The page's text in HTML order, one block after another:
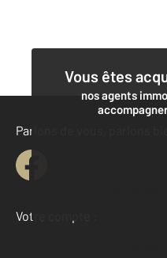
Vous êtes
nos agents
Parlons de vous, parlons
Votre compte :